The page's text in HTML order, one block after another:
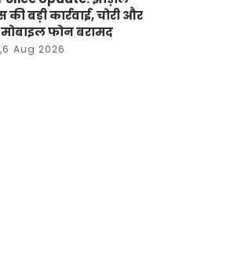
की बड़ी कार्रवाई, चोरी और
फोन बरामद
Aug 2026